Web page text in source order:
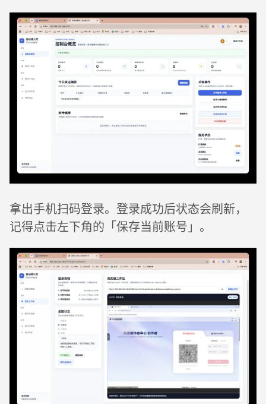
拿出手机扫码登录。登录成功后状态会刷新，
记得点击左下角的「保存当前账号」。